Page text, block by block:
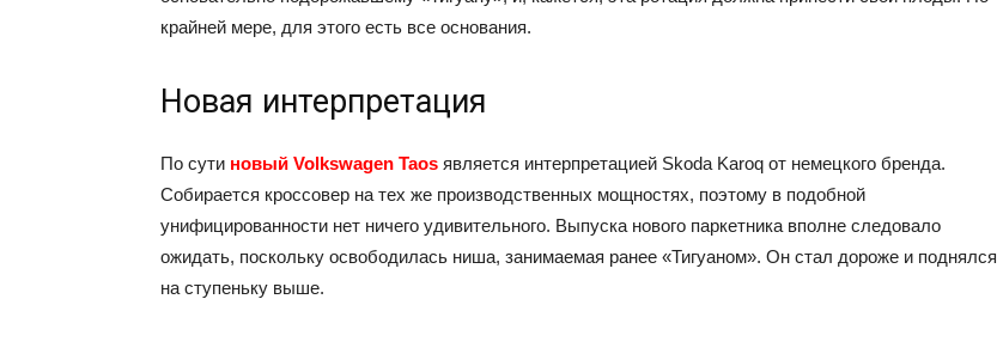
крайней мере, для этого есть все основания.
Новая интерпретация
По сути новый Volkswagen Taos является интерпретацией Skoda Karoq от немецкого бренда.
Собирается кроссовер на тех же производственных мощностях, поэтому в подобной
унифицированности нет ничего удивительного. Выпуска нового паркетника вполне следовало
ожидать, поскольку освободилась ниша, занимаемая ранее «Тигуаном». Он стал дороже и поднялся
на ступеньку выше.